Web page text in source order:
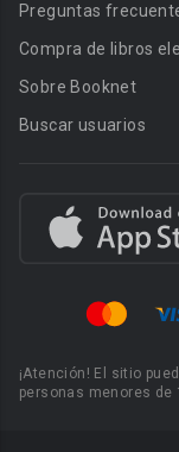
Preguntas
Compra de libros
Sobre Booknet
Buscar usuarios
¡Atención! El sitio
personas menores de